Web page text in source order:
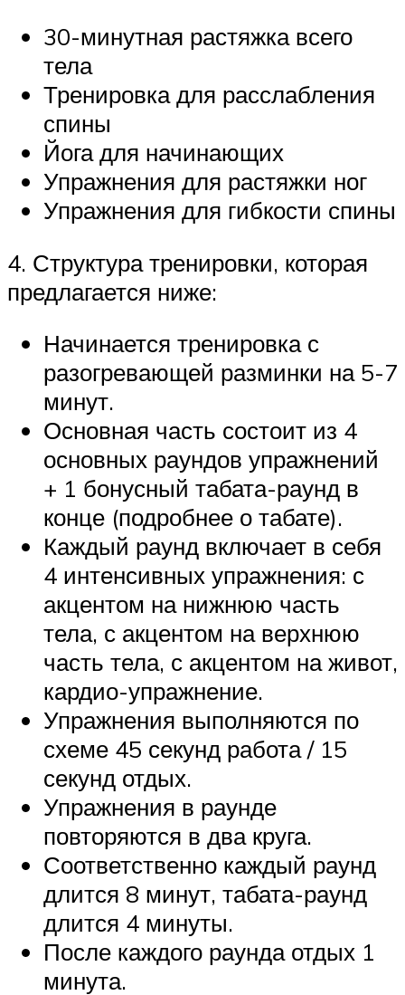
30-минутная растяжка всего
тела
Тренировка для расслабления
спины
Йога для начинающих
Упражнения для растяжки ног
Упражнения для гибкости спины
4. Структура тренировки, которая
предлагается ниже:
Начинается тренировка с
разогревающей разминки на 5-7
минут.
Основная часть состоит из 4
основных раундов упражнений
+ 1 бонусный табата-раунд в
конце (подробнее о табате).
Каждый раунд включает в себя
4 интенсивных упражнения: с
акцентом на нижнюю часть
тела, с акцентом на верхнюю
часть тела, с акцентом на живот,
кардио-упражнение.
Упражнения выполняются по
схеме 45 секунд работа / 15
секунд отдых.
Упражнения в раунде
повторяются в два круга.
Соответственно каждый раунд
длится 8 минут, табата-раунд
длится 4 минуты.
После каждого раунда отдых 1
минута.